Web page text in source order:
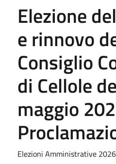
Elezione
e rinnovo
Consiglio
di Cellole
maggio
Elezioni Amministrative